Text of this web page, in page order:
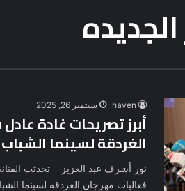
haven سبتمبر 26, 2025
أبرز تصريحات غادة
الغردقة لسينما الشباب
نور أشرف عبد العزيز تحدثت
فعاليات مهرجان الغردقه لسينما